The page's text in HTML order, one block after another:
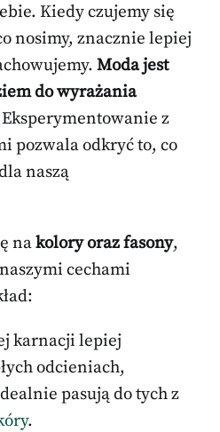
Kiedy czujemy się
nosimy, znacznie lepiej
Moda jest
do wyrażania
Eksperymentowanie z
pozwala odkryć to, co
naszą
nakolory oraz fasony,
cechami
karnacji lepiej
odcieniach,
pasują do tych z
.